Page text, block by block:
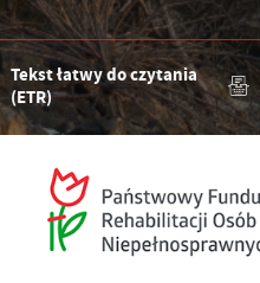
Tekst łatwy do czytania
(ETR)